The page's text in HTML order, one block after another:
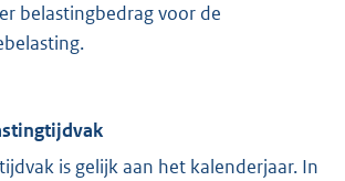
belastingbedrag voor de
is gelijk aan het kalenderjaar. In